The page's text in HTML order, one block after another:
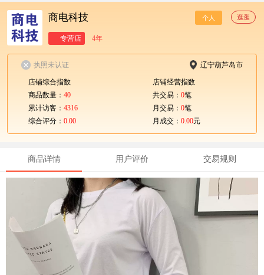
商电科技 个人 逛逛
专营店 4年
执照未认证 辽宁葫芦岛市
店铺综合指数
商品数量： 40
累计访客： 4316
综合评分： 0.00
店铺经营指数
共交易： 0笔
月交易： 0笔
月成交： 0.00元
商品详情 用户评价 交易规则